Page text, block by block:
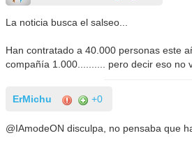
La noticia busca el salseo...
Han contratado a 40.000 personas este
compañía 1.000.......... pero decir eso no
ErMichu +0
@IAmodeON disculpa, no pensaba que